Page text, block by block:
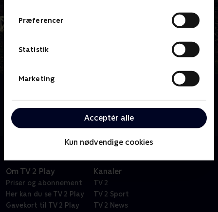
Præferencer
Statistik
Marketing
Acceptér alle
Kun nødvendige cookies
når Hans Pilgaard tager kendte danskere med rundt i
Danmark.
Om TV 2 Play
Priser og abonnement
Her kan du se TV 2 Play
Gavekort til TV 2 Play
Kanaler
TV 2
TV 2 Sport
TV 2 News